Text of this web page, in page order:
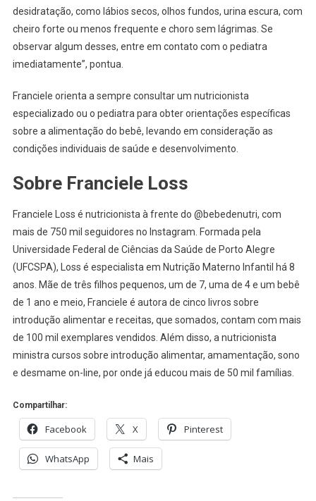
desidratação, como lábios secos, olhos fundos, urina escura, com
cheiro forte ou menos frequente e choro sem lágrimas. Se
observar algum desses, entre em contato com o pediatra
imediatamente”, pontua.
Franciele orienta a sempre consultar um nutricionista
especializado ou o pediatra para obter orientações específicas
sobre a alimentação do bebê, levando em consideração as
condições individuais de saúde e desenvolvimento.
Sobre Franciele Loss
Franciele Loss é nutricionista à frente do @bebedenutri, com
mais de 750 mil seguidores no Instagram. Formada pela
Universidade Federal de Ciências da Saúde de Porto Alegre
(UFCSPA), Loss é especialista em Nutrição Materno Infantil há 8
anos. Mãe de três filhos pequenos, um de 7, uma de 4 e um bebê
de 1 ano e meio, Franciele é autora de cinco livros sobre
introdução alimentar e receitas, que somados, contam com mais
de 100 mil exemplares vendidos. Além disso, a nutricionista
ministra cursos sobre introdução alimentar, amamentação, sono
e desmame on-line, por onde já educou mais de 50 mil famílias.
Compartilhar:
Facebook X Pinterest
WhatsApp Mais